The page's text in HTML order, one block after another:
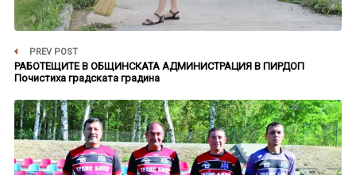
PREV POST
РАБОТЕЩИТЕ В ОБЩИНСКАТА АДМИНИСТРАЦИЯ В ПИРДОП
Почистиха градската градина